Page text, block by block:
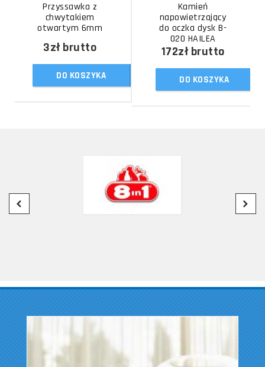
Przyssawka z
chwytakiem
otwartym 6mm
3złbrutto
DO KOSZYKA
Kamień
napowietrzający
do oczka dysk B-
020 HAILEA
172złbrutto
DO KOSZYKA